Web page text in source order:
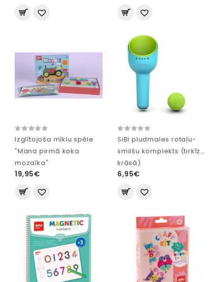
Izglītojoša mīklu spēle
"Mana pirmā koka
mozaīka"
19,95€
SiBi pludmales rotaļu-
smilšu komplekts (tirkīza
krāsā)
6,95€